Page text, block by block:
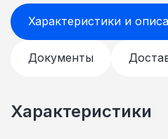
Характеристики и
Документы
Характеристики